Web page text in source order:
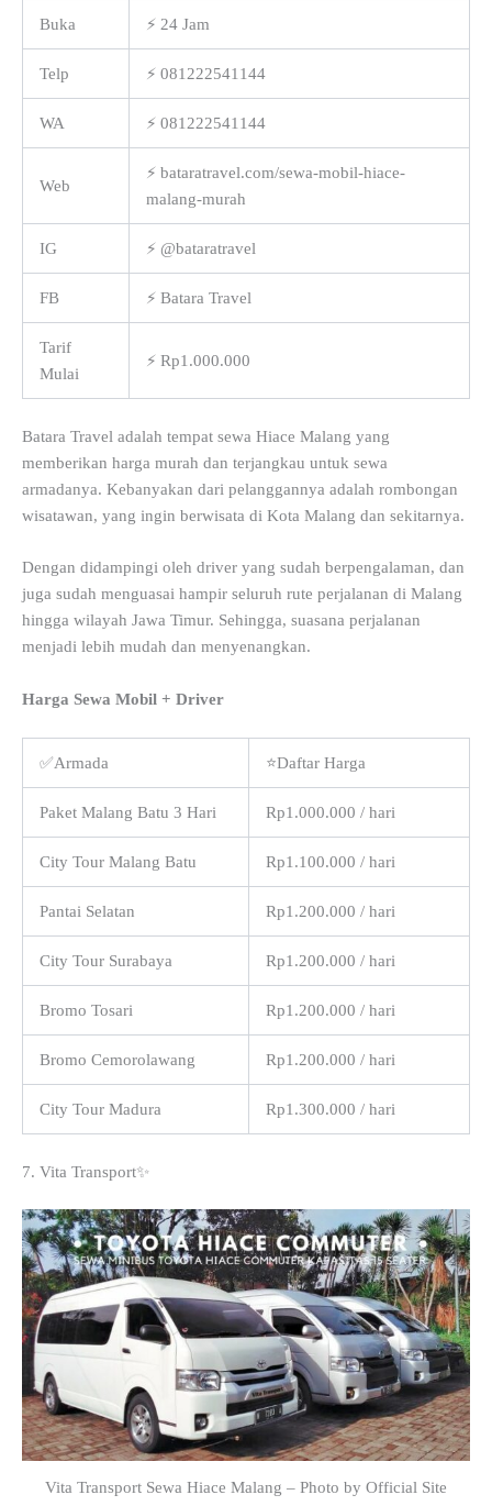
Buka ⚡ 24 Jam
Telp ⚡ 081222541144
WA ⚡ 081222541144
Web
⚡ bataratravel.com/sewa-mobil-hiace-
malang-murah
IG ⚡ @bataratravel
FB ⚡ Batara Travel
Tarif
Mulai
⚡ Rp1.000.000
Batara Travel adalah tempat sewa Hiace Malang yang
memberikan harga murah dan terjangkau untuk sewa
armadanya. Kebanyakan dari pelanggannya adalah rombongan
wisatawan, yang ingin berwisata di Kota Malang dan sekitarnya.
Dengan didampingi oleh driver yang sudah berpengalaman, dan
juga sudah menguasai hampir seluruh rute perjalanan di Malang
hingga wilayah Jawa Timur. Sehingga, suasana perjalanan
menjadi lebih mudah dan menyenangkan.
Harga Sewa Mobil + Driver
✅Armada ⭐Daftar Harga
Paket Malang Batu 3 Hari Rp1.000.000 / hari
City Tour Malang Batu Rp1.100.000 / hari
Pantai Selatan Rp1.200.000 / hari
City Tour Surabaya Rp1.200.000 / hari
Bromo Tosari Rp1.200.000 / hari
Bromo Cemorolawang Rp1.200.000 / hari
City Tour Madura Rp1.300.000 / hari
7. Vita Transport✨
Vita Transport Sewa Hiace Malang – Photo by Official Site